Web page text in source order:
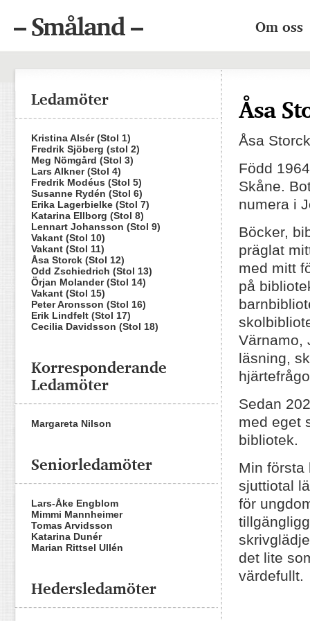
– Småland – Om oss
Åsa
Åsa Storck
Född
Skåne.
numera i
Böcker,
präglat
med mitt
på
Värnamo,
läsning,
Sedan
med eget
bibliotek.
Min första
sjuttiotal
för
det lite
värdefullt.
Ledamöter
Kristina Alsér (Stol 1)
Fredrik Sjöberg (stol 2)
Meg Nömgård (Stol 3)
Lars Alkner (Stol 4)
Fredrik Modéus (Stol 5)
Susanne Rydén (Stol 6)
Erika Lagerbielke (Stol 7)
Katarina Ellborg (Stol 8)
Lennart Johansson (Stol 9)
Vakant (Stol 10)
Vakant (Stol 11)
Åsa Storck (Stol 12)
Odd Zschiedrich (Stol 13)
Örjan Molander (Stol 14)
Vakant (Stol 15)
Peter Aronsson (Stol 16)
Erik Lindfelt (Stol 17)
Cecilia Davidsson (Stol 18)
Korresponderande
Ledamöter
Margareta Nilson
Seniorledamöter
Lars-Åke Engblom
Mimmi Mannheimer
Tomas Arvidsson
Katarina Dunér
Marian Rittsel Ullén
Hedersledamöter